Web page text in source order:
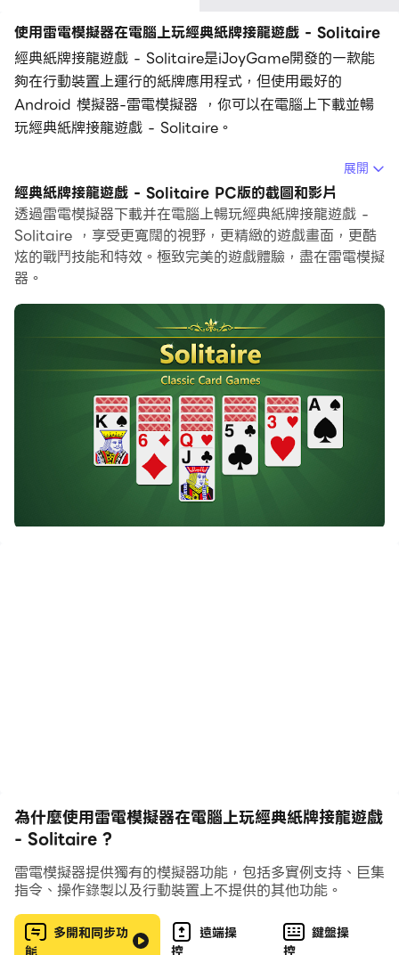
使用雷電模擬器在電腦上玩經典紙牌接龍遊戲 - Solitaire
經典紙牌接龍遊戲 - Solitaire是iJoyGame開發的一款能
夠在行動裝置上運行的紙牌應用程式，但使用最好的
Android 模擬器-雷電模擬器 ，你可以在電腦上下載並暢
玩經典紙牌接龍遊戲 - Solitaire。
在電腦上運行經典紙牌接龍遊戲 - Solitaire，您可以在大
螢幕上清晰地瀏覽, 而用滑鼠和鍵盤操控應用程式比用觸摸
屏鍵盤要快得多，同時你將永遠不必擔心設備的電量問題。
通過多開和同步功能，你甚至可以在PC上運行多個應用程
式和帳戶。
而文件互傳功能讓分享圖像、影片和文件也變得非常容易。
下載經典紙牌接龍遊戲 - Solitaire並在PC上運行。享受
PC端的大螢幕和高畫質畫質吧!
紙牌遊戲是一個免費的遊戲，讓您輕鬆地隨時隨地玩克朗代
克紙牌遊戲。
紙牌遊戲也被稱為“克朗代克”或“耐心”，我們專門針對
所有螢幕尺寸的Android手機和平板電腦進行了優化。 希
- 如果您需要幫助，提示功能將提示移動
- 針對平板電腦和手機進行了優化
- 高清遊戲視圖
- 以及更多...
不要錯過這個經典紙牌遊戲，如果你喜歡紙牌（蜘蛛紙牌，
展開
經典紙牌接龍遊戲 - Solitaire PC版的截圖和影片
透過雷電模擬器下載并在電腦上暢玩經典紙牌接龍遊戲 -
Solitaire ，享受更寬闊的視野，更精緻的遊戲畫面，更酷
炫的戰鬥技能和特效。極致完美的遊戲體驗，盡在雷電模擬
器。
為什麼使用雷電模擬器在電腦上玩經典紙牌接龍遊戲
- Solitaire ?
雷電模擬器提供獨有的模擬器功能，包括多實例支持、巨集
指令、操作錄製以及行動裝置上不提供的其他功能。
多開和同步功
遠端操
鍵盤操